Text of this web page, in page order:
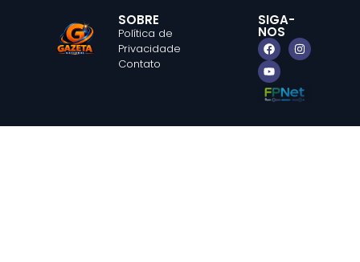
SOBRE
Política de
Privacidade
Contato
SIGA-
NOS